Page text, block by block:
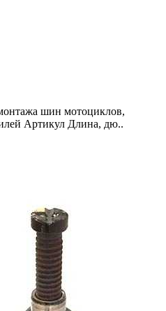
шин мотоциклов,
Артикул Длина, дю..